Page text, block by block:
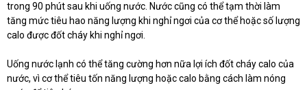
trong 90 phút sau khi uống nước. Nước cũng có thể tạm thời làm
tăng mức tiêu hao năng lượng khi nghỉ ngơi của cơ thể hoặc số lượng
calo được đốt cháy khi nghỉ ngơi.
Uống nước lạnh có thể tăng cường hơn nữa lợi ích đốt cháy calo của
nước, vì cơ thể tiêu tốn năng lượng hoặc calo bằng cách làm nóng